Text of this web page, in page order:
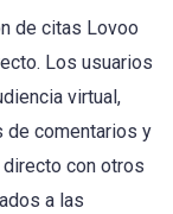
de citas Lovoo
Los usuarios
virtual,
de comentarios y
con otros
a las